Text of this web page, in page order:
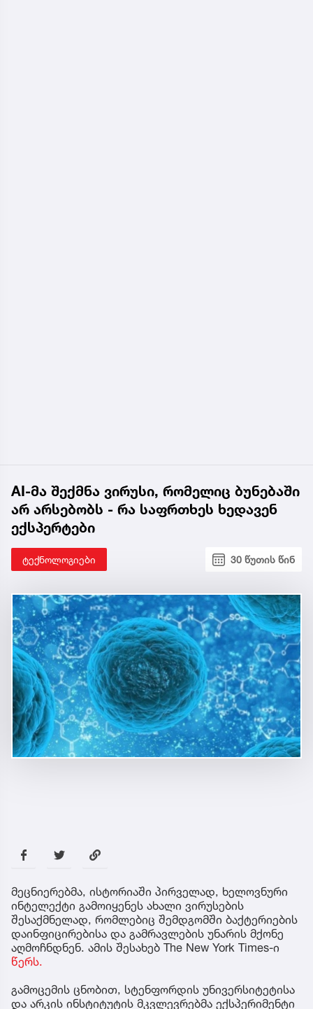
AI-მა შექმნა ვირუსი, რომელიც ბუნებაში
არ არსებობს - რა საფრთხეს ხედავენ
ექსპერტები
ტექნოლოგიები 30 წუთის წინ
მეცნიერებმა, ისტორიაში პირველად, ხელოვნური
ინტელექტი გამოიყენეს ახალი ვირუსების
შესაქმნელად, რომლებიც შემდგომში ბაქტერიების
დაინფიცირებისა და გამრავლების უნარის მქონე
აღმოჩნდნენ. ამის შესახებ The New York Times-ი
წერს.
გამოცემის ცნობით, სტენფორდის უნივერსიტეტისა
და არკის ინსტიტუტის მკვლევრებმა ექსპერიმენტი